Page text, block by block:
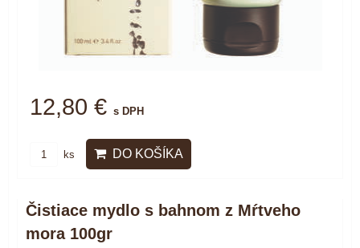
12,80 € s DPH
ks DO KOŠÍKA
Čistiace mydlo s bahnom z Mŕtveho
mora 100gr